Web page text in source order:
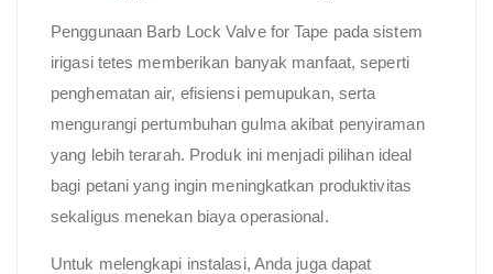
Penggunaan Barb Lock Valve for Tape pada sistem
irigasi tetes memberikan banyak manfaat, seperti
penghematan air, efisiensi pemupukan, serta
mengurangi pertumbuhan gulma akibat penyiraman
yang lebih terarah. Produk ini menjadi pilihan ideal
bagi petani yang ingin meningkatkan produktivitas
sekaligus menekan biaya operasional.
Untuk melengkapi instalasi, Anda juga dapat